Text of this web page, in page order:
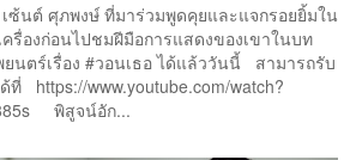
ซ้นต์ ศุภพงษ์ ที่มาร่วมพูดคุยและแจกรอยยิ้มใน
ครื่องก่อนไปชมฝีมือการแสดงของเขาในบท
นตร์เรื่อง #วอนเธอ ได้แล้ววันนี้ สามารถรับ
ที่ https://www.youtube.com/watch?
พิสูจน์อัก...